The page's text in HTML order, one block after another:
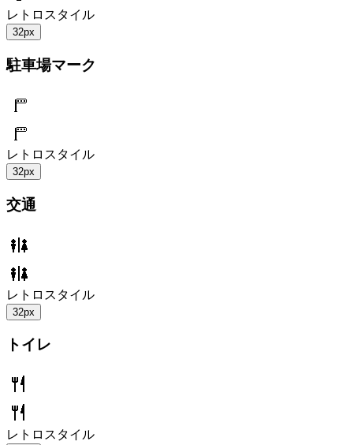
レトロスタイル
32px
駐車場マーク
レトロスタイル
32px
交通
レトロスタイル
32px
トイレ
レトロスタイル